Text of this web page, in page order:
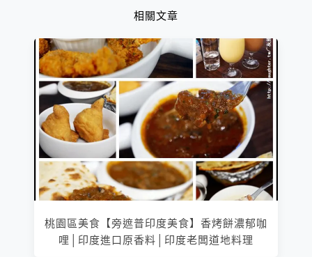
相關文章
桃園區美食【旁遮普印度美食】香烤餅濃郁咖
哩│印度進口原香料│印度老闆道地料理